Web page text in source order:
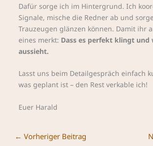
Dafür sorge ich im Hintergrund. Ich
Signale, mische die Redner ab und
Trauzeugen glänzen können. Damit ihr
eines merkt: Dass es perfekt klingt und
aussieht.
Lasst uns beim Detailgespräch einfach
was geplant ist – den Rest verkable ich!
Euer Harald
← Vorheriger Beitrag